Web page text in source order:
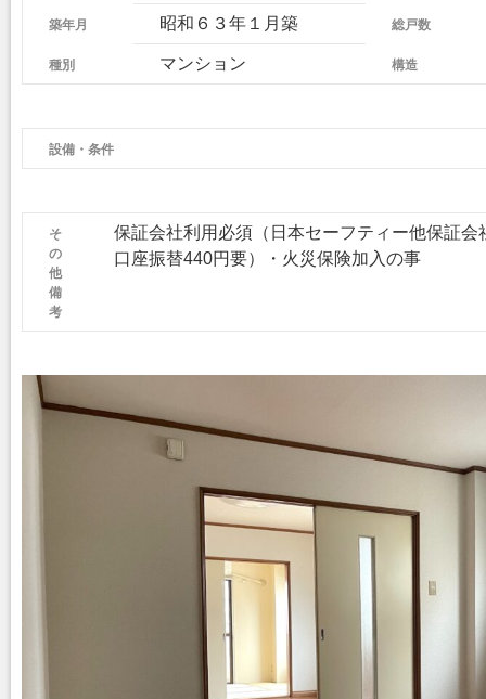
築年月 昭和６３年１月築 総戸数
種別 マンション 構造
設備・条件
そ
の
他
備
考
保証会社利用必須（日本セーフティー他保証
口座振替440円要）・火